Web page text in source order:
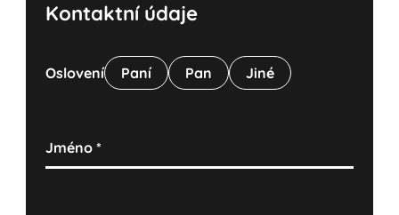
Kontaktní údaje
Oslovení Paní Pan Jiné
Jméno*